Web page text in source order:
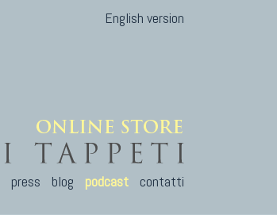
English version
press blog podcast contatti